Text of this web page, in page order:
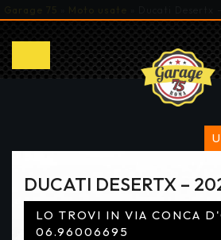
DUCATI DESERTX –
LO TROVI IN VIA CONCA
06.96006695